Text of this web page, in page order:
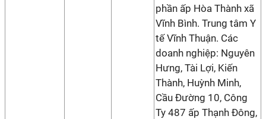
phần ấp Hòa Thành xã
Vĩnh Bình. Trung tâm Y
tế Vĩnh Thuận. Các
doanh nghiệp: Nguyên
Hưng, Tài Lợi, Kiến
Thành, Huỳnh Minh,
Cầu Đường 10, Công
Ty 487 ấp Thạnh Đông,